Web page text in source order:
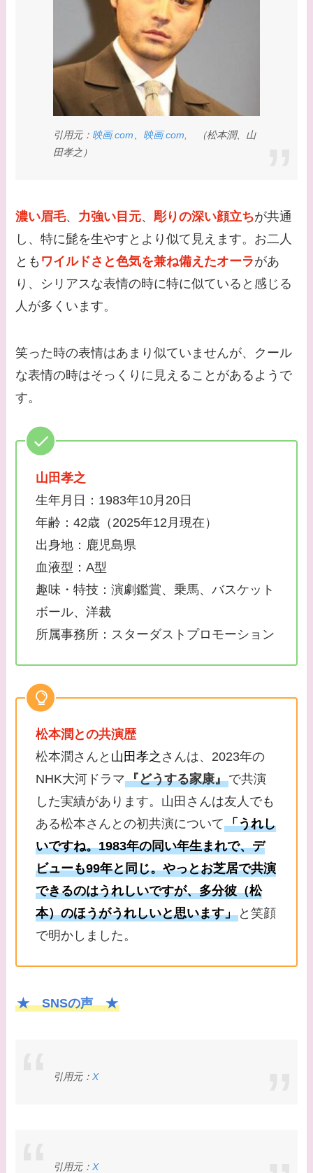
時代痩せていた？旦那
との馴れ初めは？
【画像】柴咲コウと似
てる女優３選！結婚し
て旦那がいる？北海道
のどこに住んでる？
のきっかけ・効果は？
引用元： 映画.com 映画.com,
（松本潤、山
田孝之）
濃い眉毛、 力強い目元、 彫りの深い顔立ちが共通
し、特に髭を生やすとより似て見えます。お二人
とも ワイルドさと色気を兼ね備えたオーラがあ
り、シリアスな表情の時に特に似ていると感じる
人が多くいます。
笑った時の表情はあまり似ていませんが、クール
な表情の時はそっくりに見えることがあるようで
す。
山田孝之
生年月日：1983年10月20日
年齢：​42歳（2025年12月現在）
出身地：​鹿児島県
血液型：A型
趣味・特技：演劇鑑賞、乗馬、バスケット
ボール、洋裁
所属事務所：スターダストプロモーション
松本潤との共演歴
松本潤さんと 山田孝之 さんは、2023年の
NHK大河ドラマ『どうする家康』で共演
した実績があります。山田さんは友人でも
ある松本さんとの初共演について「うれし
いですね。1983年の同い年生まれで、デ
ビューも99年と同じ。やっとお芝居で共演
できるのはうれしいですが、多分彼（松
本）のほうがうれしいと思います」 と笑顔
で明かしました。
★ SNSの声 ★
引用元： X
引用元： X